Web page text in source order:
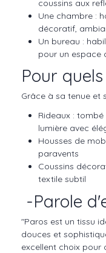
coussins aux
Une chambre :
décoratif,
Un bureau :
pour un espace
Pour
Grâce à sa tenue et
Rideaux :
lumière avec
Housses de
paravents
Coussins
textile subtil
-Parole
"Paros est un tissu
douces et
excellent choix pour